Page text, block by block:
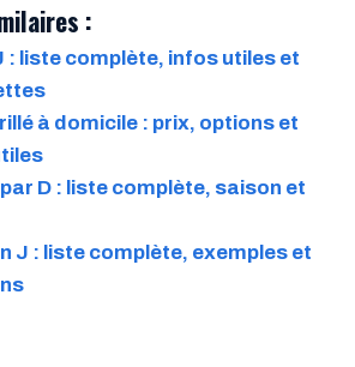
:
: liste complète, infos utiles et
à domicile : prix, options et
D : liste complète, saison et
J : liste complète, exemples et